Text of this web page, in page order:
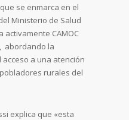
se enmarca en el
Ministerio de Salud
activamente CAMOC
abordando la
a una atención
rurales del
explica que «esta